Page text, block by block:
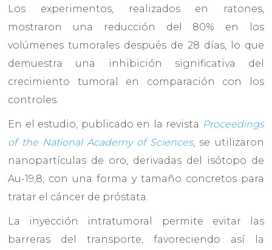
Los experimentos, realizados en ratones,
mostraron una reducción del 80% en los
volúmenes tumorales después de 28 días, lo que
demuestra una inhibición significativa del
crecimiento tumoral en comparación con los
controles.
En el estudio, publicado en la revista Proceedings
of the National Academy of Sciences, se utilizaron
nanopartículas de oro, derivadas del isótopo de
Au-19,8, con una forma y tamaño concretos para
tratar el cáncer de próstata.
La inyección intratumoral permite evitar las
barreras del transporte, favoreciendo así la